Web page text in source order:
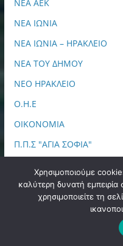
ΝΕΑ ΑΕΚ
ΝΕΑ ΙΩΝΙΑ
ΝΕΑ ΙΩΝΙΑ – ΗΡΑΚΛΕΙΟ
ΝΕΑ ΤΟΥ ΔΗΜΟΥ
ΝΕΟ ΗΡΑΚΛΕΙΟ
Ο.Η.Ε
ΟΙΚΟΝΟΜΙΑ
Π.Π.Σ "ΑΓΙΑ ΣΟΦΙΑ"
ΠΕΡΙΦΕΡΕΙΑ ΑΤΤΙΚΗΣ
ΠΕΡΙΦΕΡΕΙΑΚΑ
Χρησιμοποιούμε
καλύτερη δυνατή
χρησιμοποιείτε τη